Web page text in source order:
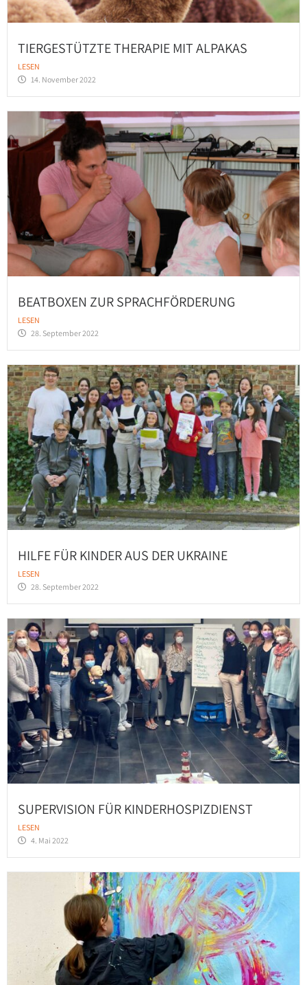
TIERGESTÜTZTE THERAPIE MIT ALPAKAS
LESEN
14. November 2022
BEATBOXEN ZUR SPRACHFÖRDERUNG
LESEN
28. September 2022
HILFE FÜR KINDER AUS DER UKRAINE
LESEN
28. September 2022
SUPERVISION FÜR KINDERHOSPIZDIENST
LESEN
4. Mai 2022